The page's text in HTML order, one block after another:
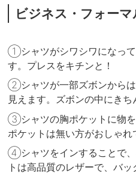
ビジネス・フォー
①シャツがシワシワになって
す。プレスをキチンと！
②シャツが一部ズボンからは
見えます。ズボンの中にきち
③シャツの胸ポケットに物を
ポケットは無い方がおしゃれ
④シャツをインすることで
トは高品質のレザーで、バ